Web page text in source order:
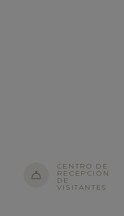
CENTRO DE
RECEPCIÓN
DE
VISITANTES